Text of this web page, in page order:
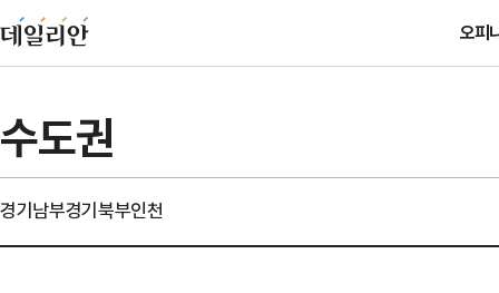
오피
수도권
경기남부경기북부인천